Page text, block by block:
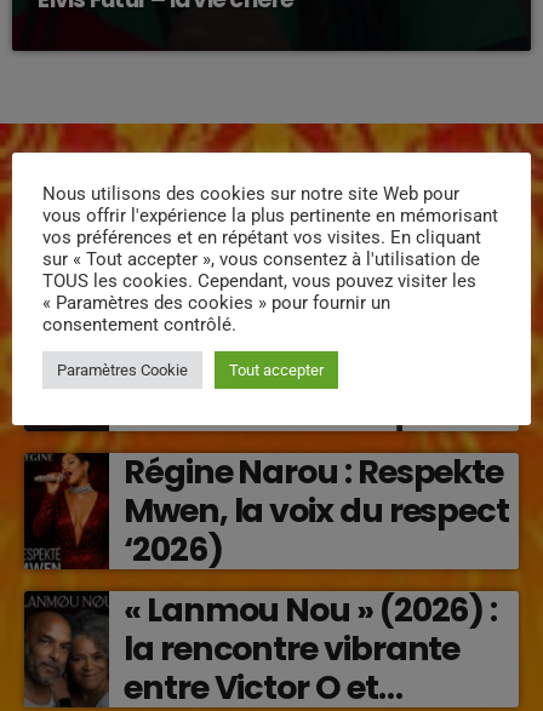
ÉPISODES DE PODCAST
MISSYAL – Lanmou
Enposib : une nouvelle
transforme les émotions
en musique (2026)
Régine Narou : Respekte
Mwen, la voix du respect
‘2026)
« Lanmou Nou » (2026) :
la rencontre vibrante
entre Victor O et
Nous utilisons des cookies sur notre site Web pour
vous offrir l'expérience la plus pertinente en mémorisant
vos préférences et en répétant vos visites. En cliquant
sur « Tout accepter », vous consentez à l'utilisation de
TOUS les cookies. Cependant, vous pouvez visiter les
« Paramètres des cookies » pour fournir un
consentement contrôlé.
Paramètres Cookie Tout accepter